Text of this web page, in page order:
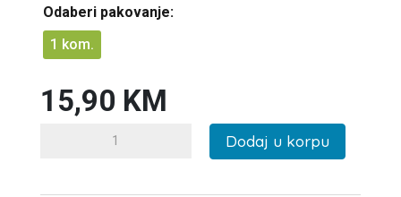
t
Odaberi pakovanje:
1 kom.
15,90 KM
Dodaj u korpu